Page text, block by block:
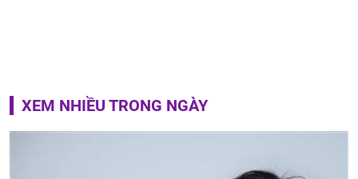
XEM NHIỀU TRONG NGÀY